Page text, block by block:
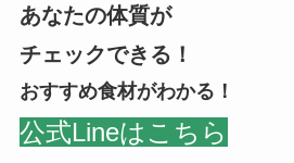
あなたの体質が
チェックできる！
おすすめ食材がわかる！
公式Lineはこちら